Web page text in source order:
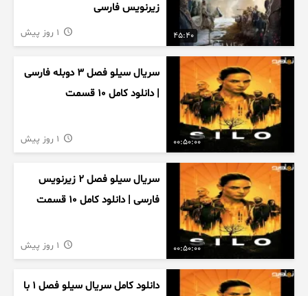
45:40
زیرنویس فارسی
00:50:00
سریال سیلو فصل ۳ دوبله فارسی
| دانلود کامل ۱۰ قسمت
00:50:00
سریال سیلو فصل ۲ زیرنویس
فارسی | دانلود کامل ۱۰ قسمت
دانلود کامل سریال سیلو فصل ۱ با